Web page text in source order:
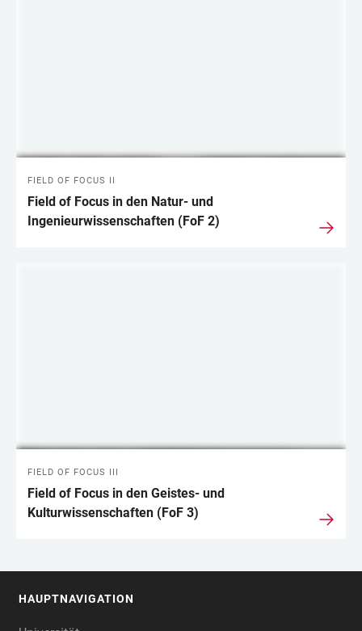
FIELD OF FOCUS II
Field of Focus in den Natur- und
Ingenieurwissenschaften (FoF 2)
FIELD OF FOCUS III
Field of Focus in den Geistes- und
Kulturwissenschaften (FoF 3)
HAUPTNAVIGATION